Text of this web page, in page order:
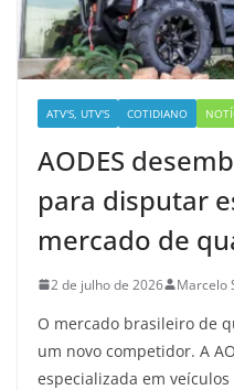
ATV'S, UTV'S COTIDIANO
AODES
para disputar
mercado de
2 de julho de 2026 Marcelo
O mercado brasileiro de
um novo competidor. A
especializada em